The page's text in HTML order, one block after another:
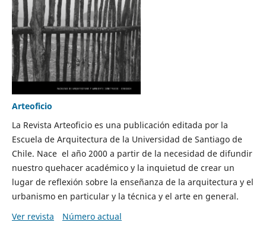
Arteoficio
La Revista Arteoficio es una publicación editada por la
Escuela de Arquitectura de la Universidad de Santiago de
Chile. Nace el año 2000 a partir de la necesidad de difundir
nuestro quehacer académico y la inquietud de crear un
lugar de reflexión sobre la enseñanza de la arquitectura y el
urbanismo en particular y la técnica y el arte en general.
Ver revista
Número actual